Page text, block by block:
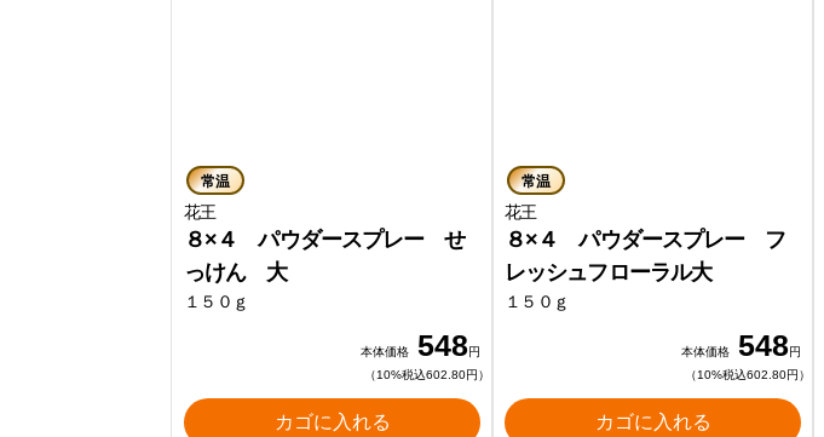
常温
花王
８×４ パウダースプレー せ
っけん 大
１５０ｇ
本体価格 548円
（10%税込602.80円）
カゴに入れる
常温
花王
８×４ パウダースプレー フ
レッシュフローラル大
１５０ｇ
本体価格 548円
（10%税込602.80円）
カゴに入れる